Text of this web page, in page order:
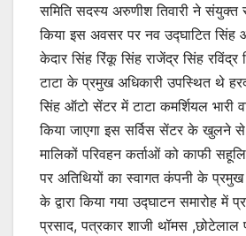
समिति सदस्य अरुणीश तिवारी ने
किया इस अवसर पर नव उद्घाटित
केदार सिंह रिंकू सिंह राजेंद्र सिंह
टाटा के प्रमुख अधिकारी उपस्थित थे
सिंह ऑटो सेंटर में टाटा कमर्शियल भारी
किया जाएगा इस सर्विस सेंटर के खुलने से
मालिकों परिवहन कर्ताओं को काफी
पर अतिथियों का स्वागत कंपनी के प्रमुख
के द्वारा किया गया उद्घाटन समारोह में
प्रसाद, पत्रकार शाजी थॉमस